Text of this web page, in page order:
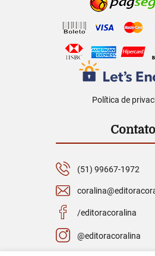
Política de
Contato
(51) 99667-1972
/editoracoralina
@editoracoralina